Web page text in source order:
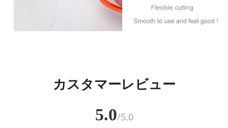
カスタマーレビュー
5.0/5.0